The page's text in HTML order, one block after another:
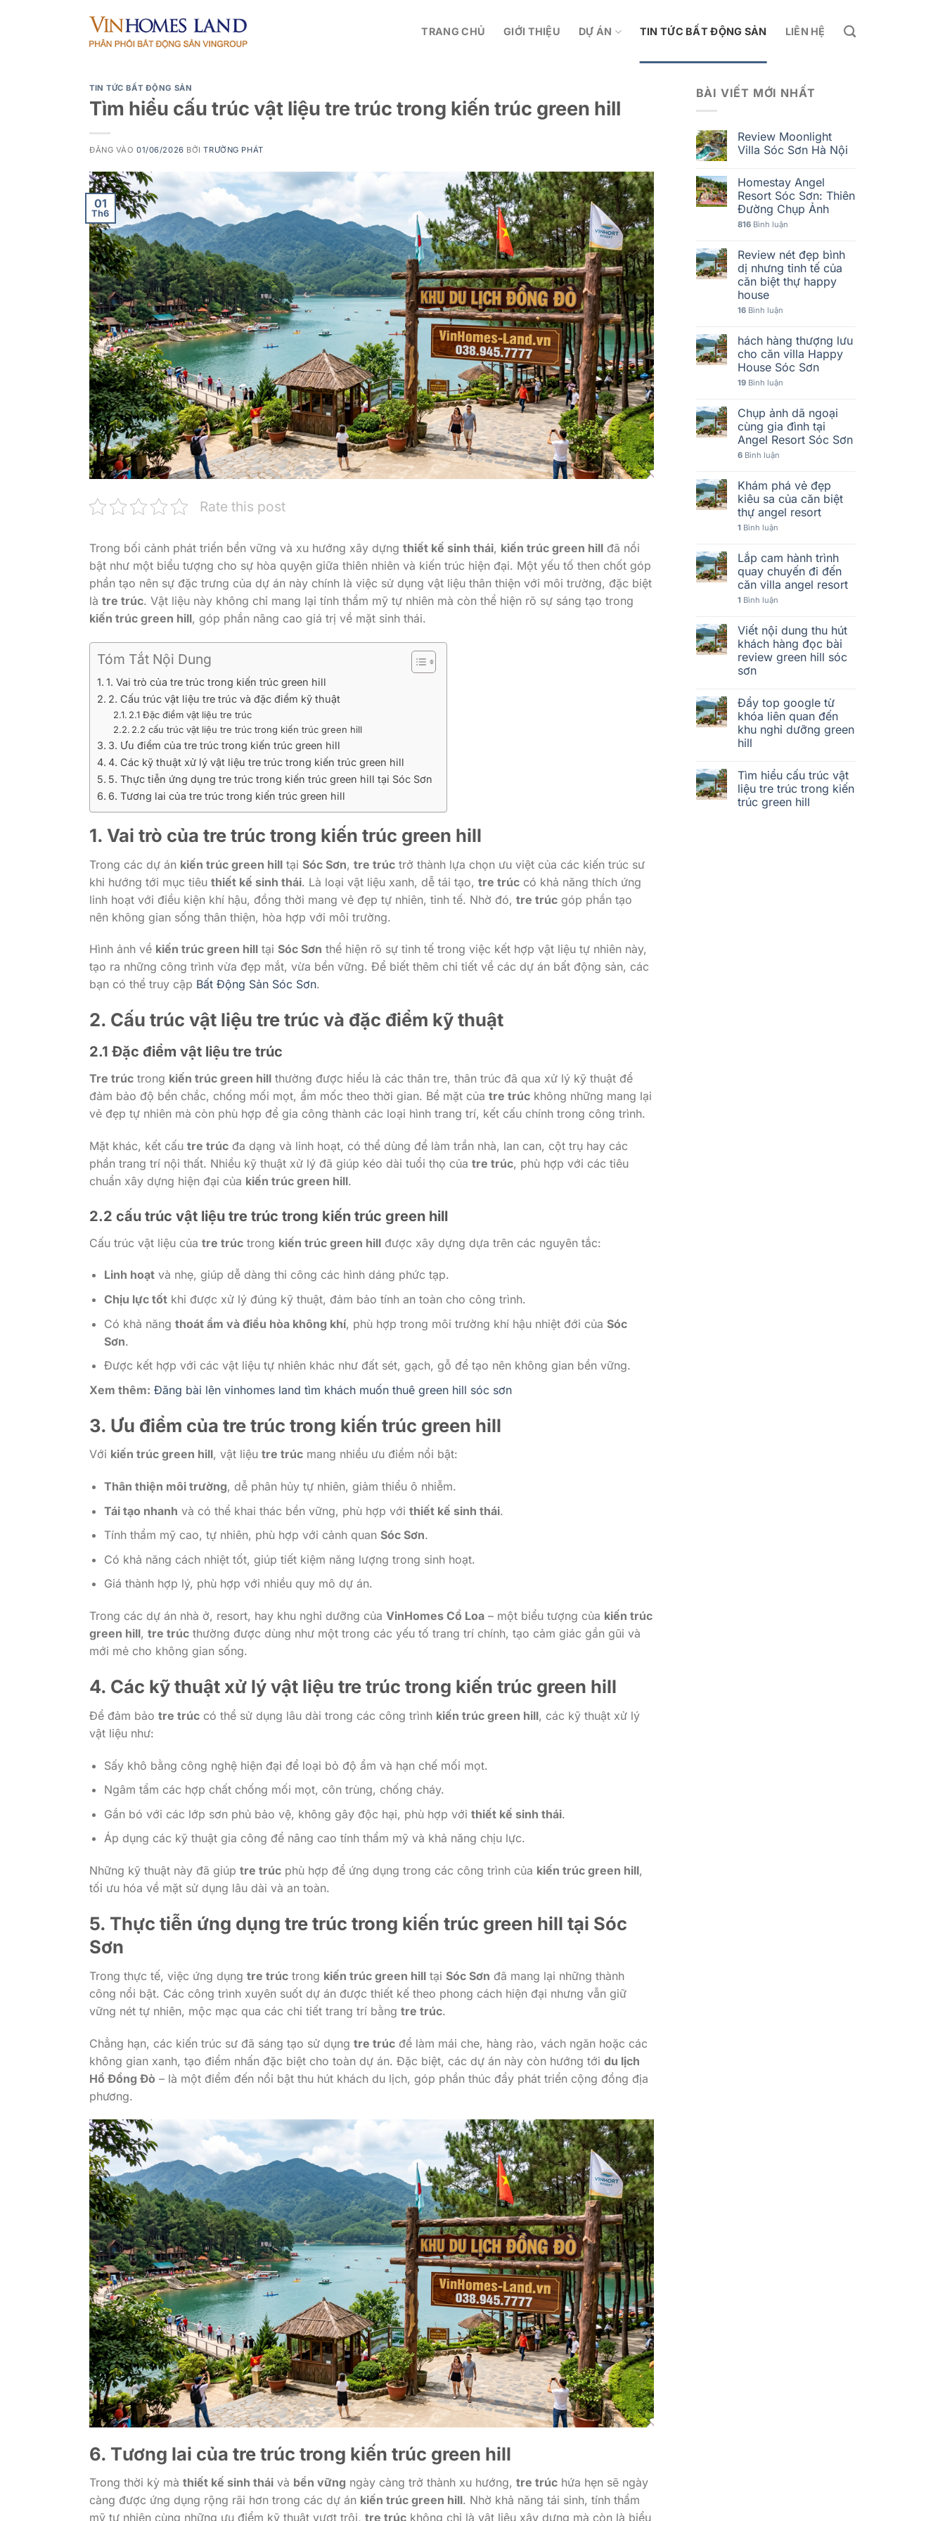
TRANG CHỦ GIỚI THIỆU DỰ ÁN TIN TỨC BẤT ĐỘNG SẢN LIÊN HỆ
TIN TỨC BẤT ĐỘNG SẢN
Tìm hiểu cấu trúc vật liệu tre trúc trong kiến trúc green hill
ĐĂNG VÀO01/06/2026 BỞITRƯỜNG PHÁT
01
Th6
Rate this post
Trong bối cảnh phát triển bền vững và xu hướng xây dựng thiết kế sinh thái, kiến trúc green hill đã nổi
bật như một biểu tượng cho sự hòa quyện giữa thiên nhiên và kiến trúc hiện đại. Một yếu tố then chốt góp
phần tạo nên sự đặc trưng của dự án này chính là việc sử dụng vật liệu thân thiện với môi trường, đặc biệt
là tre trúc. Vật liệu này không chỉ mang lại tính thẩm mỹ tự nhiên mà còn thể hiện rõ sự sáng tạo trong
kiến trúc green hill, góp phần nâng cao giá trị về mặt sinh thái.
Tóm Tắt Nội Dung
1. Vai trò của tre trúc trong kiến trúc green hill
2. Cấu trúc vật liệu tre trúc và đặc điểm kỹ thuật
2.1 Đặc điểm vật liệu tre trúc
2.2 cấu trúc vật liệu tre trúc trong kiến trúc green hill
3. Ưu điểm của tre trúc trong kiến trúc green hill
4. Các kỹ thuật xử lý vật liệu tre trúc trong kiến trúc green hill
5. Thực tiễn ứng dụng tre trúc trong kiến trúc green hill tại Sóc Sơn
6. Tương lai của tre trúc trong kiến trúc green hill
1. Vai trò của tre trúc trong kiến trúc green hill
Trong các dự án kiến trúc green hill tại Sóc Sơn, tre trúc trở thành lựa chọn ưu việt của các kiến trúc sư
khi hướng tới mục tiêu thiết kế sinh thái. Là loại vật liệu xanh, dễ tái tạo, tre trúc có khả năng thích ứng
linh hoạt với điều kiện khí hậu, đồng thời mang vẻ đẹp tự nhiên, tinh tế. Nhờ đó, tre trúc góp phần tạo
nên không gian sống thân thiện, hòa hợp với môi trường.
Hình ảnh về kiến trúc green hill tại Sóc Sơn thể hiện rõ sự tinh tế trong việc kết hợp vật liệu tự nhiên này,
tạo ra những công trình vừa đẹp mắt, vừa bền vững. Để biết thêm chi tiết về các dự án bất động sản, các
bạn có thể truy cập Bất Động Sản Sóc Sơn.
2. Cấu trúc vật liệu tre trúc và đặc điểm kỹ thuật
2.1 Đặc điểm vật liệu tre trúc
Tre trúc trong kiến trúc green hill thường được hiểu là các thân tre, thân trúc đã qua xử lý kỹ thuật để
đảm bảo độ bền chắc, chống mối mọt, ẩm mốc theo thời gian. Bề mặt của tre trúc không những mang lại
vẻ đẹp tự nhiên mà còn phù hợp để gia công thành các loại hình trang trí, kết cấu chính trong công trình.
Mặt khác, kết cấu tre trúc đa dạng và linh hoạt, có thể dùng để làm trần nhà, lan can, cột trụ hay các
phần trang trí nội thất. Nhiều kỹ thuật xử lý đã giúp kéo dài tuổi thọ của tre trúc, phù hợp với các tiêu
chuẩn xây dựng hiện đại của kiến trúc green hill.
2.2 cấu trúc vật liệu tre trúc trong kiến trúc green hill
Cấu trúc vật liệu của tre trúc trong kiến trúc green hill được xây dựng dựa trên các nguyên tắc:
Linh hoạtvà nhẹ, giúp dễ dàng thi công các hình dáng phức tạp.
Chịu lực tốtkhi được xử lý đúng kỹ thuật, đảm bảo tính an toàn cho công trình.
Có khả năng thoát ẩm và điều hòa không khí, phù hợp trong môi trường khí hậu nhiệt đới của Sóc
Sơn.
Được kết hợp với các vật liệu tự nhiên khác như đất sét, gạch, gỗ để tạo nên không gian bền vững.
Xem thêm: Đăng bài lên vinhomes land tìm khách muốn thuê green hill sóc sơn
3. Ưu điểm của tre trúc trong kiến trúc green hill
Với kiến trúc green hill, vật liệu tre trúc mang nhiều ưu điểm nổi bật:
Thân thiện môi trường, dễ phân hủy tự nhiên, giảm thiểu ô nhiễm.
Tái tạo nhanh và có thể khai thác bền vững, phù hợp với thiết kế sinh thái.
Tính thẩm mỹ cao, tự nhiên, phù hợp với cảnh quan Sóc Sơn.
Có khả năng cách nhiệt tốt, giúp tiết kiệm năng lượng trong sinh hoạt.
Giá thành hợp lý, phù hợp với nhiều quy mô dự án.
Trong các dự án nhà ở, resort, hay khu nghỉ dưỡng của VinHomes Cổ Loa – một biểu tượng của kiến trúc
green hill, tre trúc thường được dùng như một trong các yếu tố trang trí chính, tạo cảm giác gần gũi và
mới mẻ cho không gian sống.
4. Các kỹ thuật xử lý vật liệu tre trúc trong kiến trúc green hill
Để đảm bảo tre trúc có thể sử dụng lâu dài trong các công trình kiến trúc green hill, các kỹ thuật xử lý
vật liệu như:
Sấy khô bằng công nghệ hiện đại để loại bỏ độ ẩm và hạn chế mối mọt.
Ngâm tẩm các hợp chất chống mối mọt, côn trùng, chống cháy.
Gắn bó với các lớp sơn phủ bảo vệ, không gây độc hại, phù hợp với thiết kế sinh thái.
Áp dụng các kỹ thuật gia công để nâng cao tính thẩm mỹ và khả năng chịu lực.
Những kỹ thuật này đã giúp tre trúc phù hợp để ứng dụng trong các công trình của kiến trúc green hill,
tối ưu hóa về mặt sử dụng lâu dài và an toàn.
5. Thực tiễn ứng dụng tre trúc trong kiến trúc green hill tại Sóc
Sơn
Trong thực tế, việc ứng dụng tre trúc trong kiến trúc green hill tại Sóc Sơn đã mang lại những thành
công nổi bật. Các công trình xuyên suốt dự án được thiết kế theo phong cách hiện đại nhưng vẫn giữ
vững nét tự nhiên, mộc mạc qua các chi tiết trang trí bằng tre trúc.
Chẳng hạn, các kiến trúc sư đã sáng tạo sử dụng tre trúc để làm mái che, hàng rào, vách ngăn hoặc các
không gian xanh, tạo điểm nhấn đặc biệt cho toàn dự án. Đặc biệt, các dự án này còn hướng tới du lịch
Hồ Đồng Đò – là một điểm đến nổi bật thu hút khách du lịch, góp phần thúc đẩy phát triển cộng đồng địa
phương.
6. Tương lai của tre trúc trong kiến trúc green hill
Trong thời kỳ mà thiết kế sinh thái và bền vững ngày càng trở thành xu hướng, tre trúc hứa hẹn sẽ ngày
càng được ứng dụng rộng rãi hơn trong các dự án kiến trúc green hill. Nhờ khả năng tái sinh, tính thẩm
mỹ tự nhiên cùng những ưu điểm kỹ thuật vượt trội, tre trúc không chỉ là vật liệu xây dựng mà còn là biểu
BÀI VIẾT MỚI NHẤT
Review Moonlight
Villa Sóc Sơn Hà Nội
Homestay Angel
Resort Sóc Sơn: Thiên
Đường Chụp Ảnh
816Bình luận
Review nét đẹp bình
dị nhưng tinh tế của
căn biệt thự happy
house
16Bình luận
hách hàng thượng lưu
cho căn villa Happy
House Sóc Sơn
19Bình luận
Chụp ảnh dã ngoại
cùng gia đình tại
Angel Resort Sóc Sơn
6Bình luận
Khám phá vẻ đẹp
kiêu sa của căn biệt
thự angel resort
1 Bình luận
Lắp cam hành trình
quay chuyến đi đến
căn villa angel resort
1 Bình luận
Viết nội dung thu hút
khách hàng đọc bài
review green hill sóc
sơn
Đẩy top google từ
khóa liên quan đến
khu nghỉ dưỡng green
hill
Tìm hiểu cấu trúc vật
liệu tre trúc trong kiến
trúc green hill